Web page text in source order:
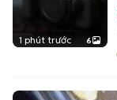
1 phút trước 6